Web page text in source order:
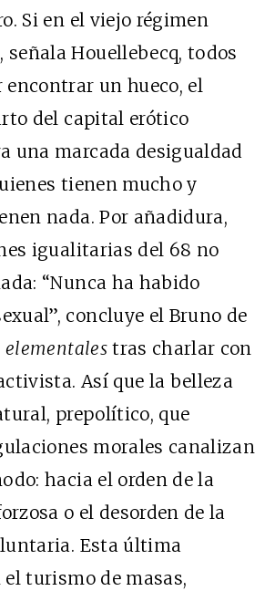
Si en el viejo régimen
señala Houellebecq, todos
un hueco, el
del capital erótico
una marcada desigualdad
tienen mucho y
nada. Por añadidura,
igualitarias del 68 no
“Nunca ha habido
concluye el Bruno de
elementalestras charlar con
Así que la belleza
prepolítico, que
morales canalizan
hacia el orden de la
o el desorden de la
Esta última
turismo de masas,